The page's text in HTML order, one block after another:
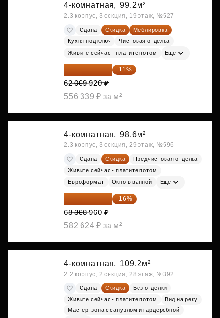
4-комнатная, 99.2м²
2.3 корпус, 3 секция, 19 этаж, №527
Сдана Скидка
Меблировка
Кухня под ключ
Чистовая отделка
Живите сейчас - платите потом Ещё
55 188 829 ₽ -11%
62 009 920 ₽
556 339 ₽ за м²
4-комнатная, 98.6м²
2.3 корпус, 3 секция, 29 этаж, №596
Сдана Скидка
Предчистовая отделка
Живите сейчас - платите потом
Евроформат Окно в ванной Ещё
57 446 726 ₽ -16%
68 388 960 ₽
582 624 ₽ за м²
4-комнатная, 109.2м²
2.2 корпус, 2 секция, 28 этаж, №392
Сдана Скидка
Без отделки
Живите сейчас - платите потом
Вид на реку
Мастер-зона с санузлом и гардеробной